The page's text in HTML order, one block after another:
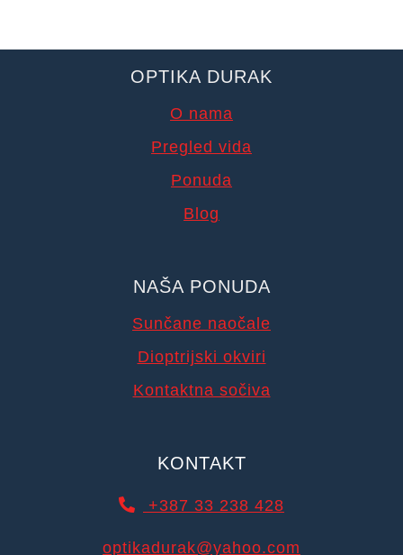
OPTIKA DURAK
O nama
Pregled vida
Ponuda
Blog
NAŠA PONUDA
Sunčane naočale
Dioptrijski okviri
Kontaktna sočiva
KONTAKT
+387 33 238 428
optikadurak@yahoo.com